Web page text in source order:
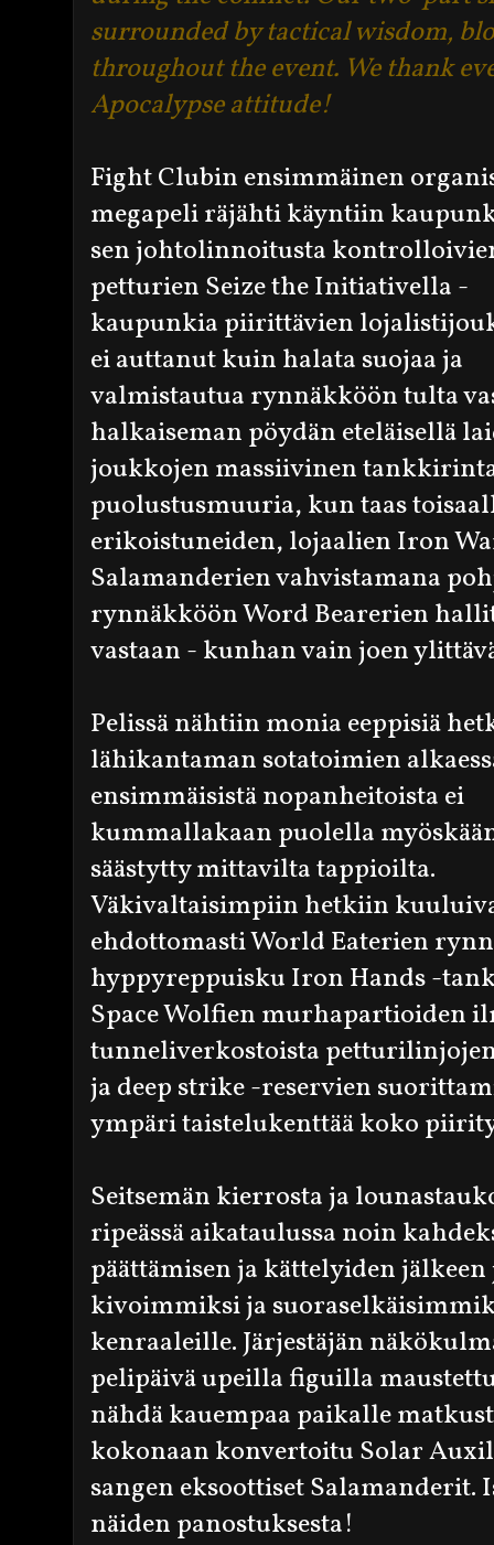
surrounded by tactical wisdom,
throughout the event. We thank
Apocalypse attitude!
Fight Clubin ensimmäinen
megapeli räjähti käyntiin
sen johtolinnoitusta
petturien Seize the Initiativella -
kaupunkia piirittävien
ei auttanut kuin halata suojaa ja
valmistautua rynnäkköön tulta
halkaiseman pöydän eteläisellä
joukkojen massiivinen
puolustusmuuria, kun taas
erikoistuneiden, lojaalien Iron
Salamanderien vahvistamana
rynnäkköön Word Bearerien
vastaan - kunhan vain joen
Pelissä nähtiin monia eeppisiä
lähikantaman sotatoimien
ensimmäisistä nopanheitoista ei
kummallakaan puolella
säästytty mittavilta tappioilta.
Väkivaltaisimpiin hetkiin
ehdottomasti World Eaterien
hyppyreppuisku Iron Hands -
Space Wolfien murhapartioiden
tunneliverkostoista
ja deep strike -reservien
ympäri taistelukenttää koko
Seitsemän kierrosta ja
ripeässä aikataulussa noin
päättämisen ja kättelyiden
kivoimmiksi ja
kenraaleille. Järjestäjän
pelipäivä upeilla figuilla
nähdä kauempaa paikalle
kokonaan konvertoitu Solar
sangen eksoottiset
näiden panostuksesta!